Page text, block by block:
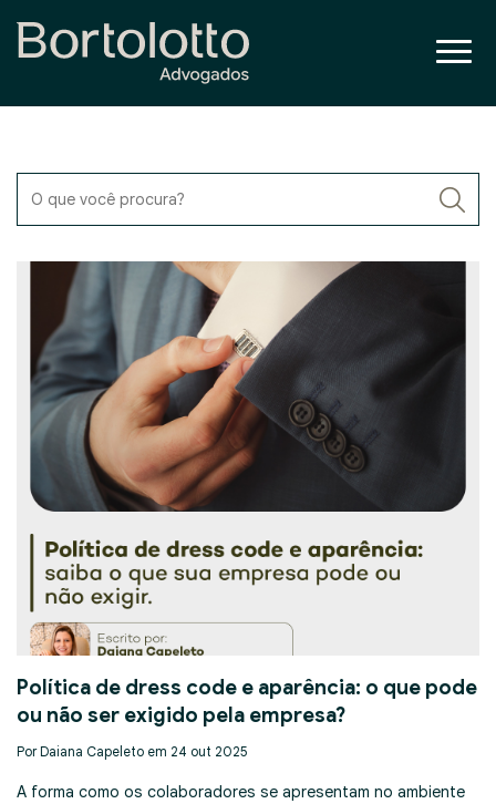
Política de dress code e aparência: o que pode
ou não ser exigido pela empresa?
Por Daiana Capeleto em 24 out 2025
A forma como os colaboradores se apresentam no ambiente